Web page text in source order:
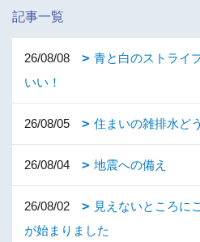
記事一覧
26/08/08
青と白のストライ
いい！
26/08/05 住まいの雑排水ど
26/08/04 地震への備え
26/08/02
見えないところに
が始まりました